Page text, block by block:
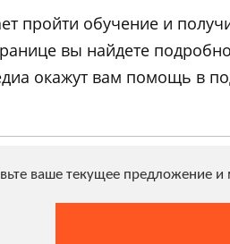
пройти обучение и
вы найдете
окажут вам помощь в
ваше текущее предложение